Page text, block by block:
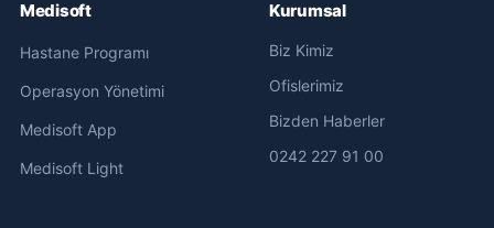
Medisoft
Hastane Programı
Operasyon Yönetimi
Medisoft App
Medisoft Light
Kurumsal
Biz Kimiz
Ofislerimiz
Bizden Haberler
0242 227 91 00